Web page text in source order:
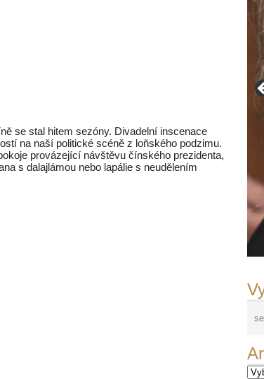
se stal hitem sezóny. Divadelní inscenace
na naší politické scéně z loňského podzimu.
provázející návštěvu čínského prezidenta,
s dalajlámou nebo lapálie s neudělením